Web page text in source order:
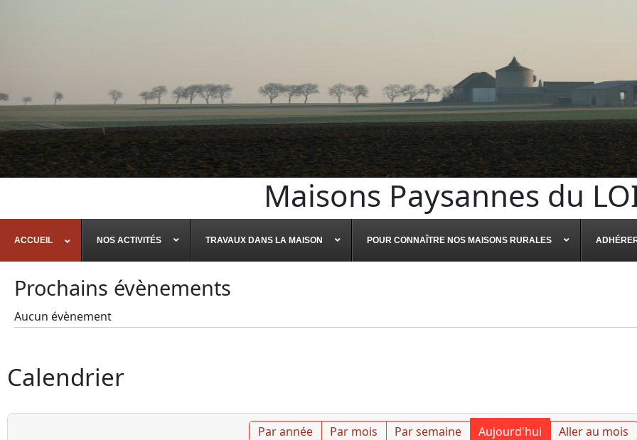
Maisons Paysannes du
ACCUEIL NOS ACTIVITÉS TRAVAUX DANS LA MAISON POUR CONNAÎTRE NOS MAISONS RURALES
Prochains évènements
Aucun évènement
Calendrier
Par année Par mois Par semaine Aujourd'hui Aller au mois